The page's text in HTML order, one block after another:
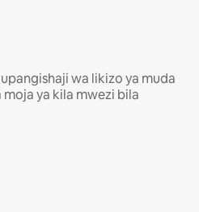
wa likizo ya muda
ya kila mwezi bila